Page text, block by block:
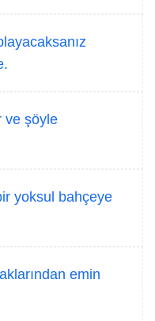
ve şöyle
yoksul bahçeye
emin